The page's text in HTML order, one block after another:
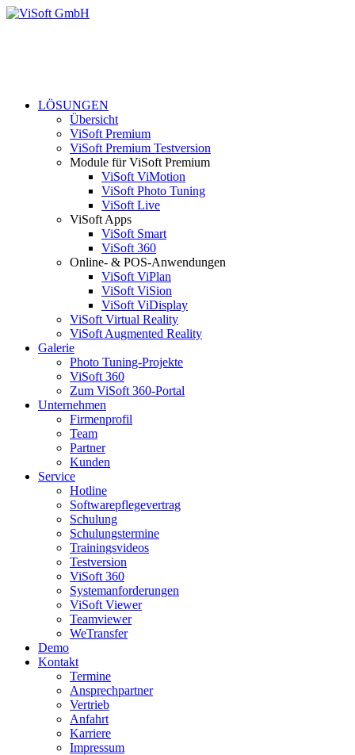
LÖSUNGEN
Übersicht
ViSoft Premium
ViSoft Premium Testversion
Module für ViSoft Premium
ViSoft ViMotion
ViSoft Photo Tuning
ViSoft Live
ViSoft Apps
ViSoft Smart
ViSoft 360
Online- & POS-Anwendungen
ViSoft ViPlan
ViSoft ViSion
ViSoft ViDisplay
ViSoft Virtual Reality
ViSoft Augmented Reality
Galerie
Photo Tuning-Projekte
ViSoft 360
Zum ViSoft 360-Portal
Unternehmen
Firmenprofil
Team
Partner
Kunden
Service
Hotline
Softwarepflegevertrag
Schulung
Schulungstermine
Trainingsvideos
Testversion
ViSoft 360
Systemanforderungen
ViSoft Viewer
Teamviewer
WeTransfer
Demo
Kontakt
Termine
Ansprechpartner
Vertrieb
Anfahrt
Karriere
Impressum